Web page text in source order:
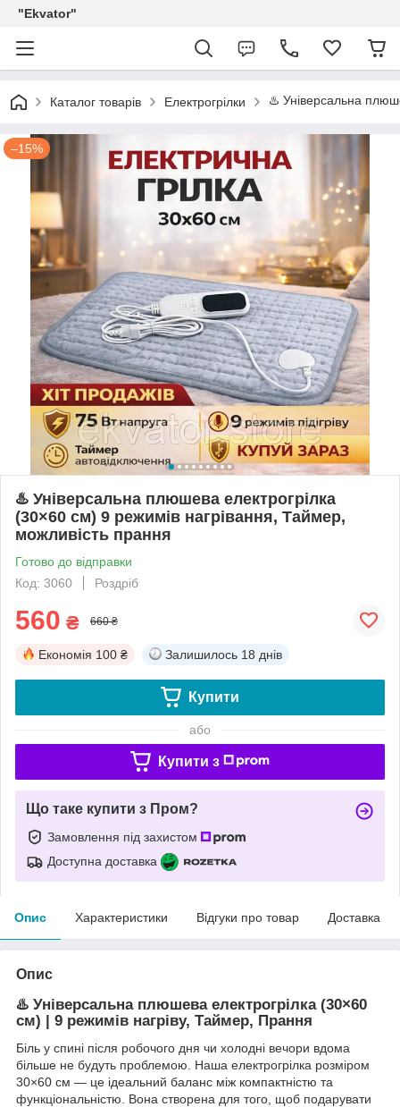
"Ekvator"
Каталог товарів Електрогрілки ♨️ Універсальна
–15%
♨️ Універсальна плюшева електрогрілка
(30×60 см) 9 режимів нагрівання, Таймер,
можливість прання
Готово до відправки
Код: 3060
Роздріб
560 ₴ 660 ₴
Економія 100 ₴ Залишилось 18 днів
Купити
або
Купити з
Що таке купити з Пром?
Замовлення під захистом
Доступна доставка
Опис Характеристики Відгуки про товар Доставка
Опис
♨️ Універсальна плюшева електрогрілка (30×60
см) | 9 режимів нагріву, Таймер, Прання
Біль у спині після робочого дня чи холодні вечори вдома
більше не будуть проблемою. Наша електрогрілка розміром
30×60 см — це ідеальний баланс між компактністю та
функціональністю. Вона створена для того, щоб подарувати